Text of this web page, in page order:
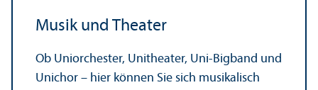
Musik und Theater
Ob Uniorchester, Unitheater, Uni-Bigband und
Unichor – hier können Sie sich musikalisch